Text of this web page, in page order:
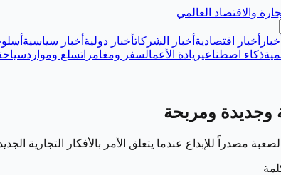
والاقتصاد العالمي
أخبار أخبار اقتصادية أخبار الشركاتأخبار دولية أخبار سياسية
ذكاء اصطناعيريادة الأعمالسفر ومغامراتسلع وموارد
وجديدة ومربحة
مصدراً للإبداع عندما يتعلق الأمر بالأفكار التجارية